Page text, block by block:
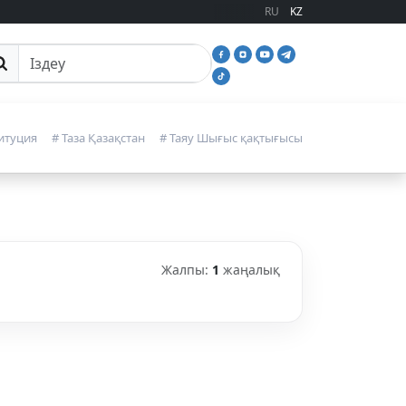
RU KZ
іздеу
# Таза Қазақстан # Таяу Шығыс қақтығысы
Жалпы: 1 жаңалық